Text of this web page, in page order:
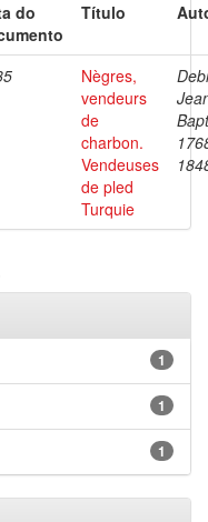
do
Título
Nègres,
vendeurs
de
charbon.
Vendeuses
de pled
Turquie
1
1
1